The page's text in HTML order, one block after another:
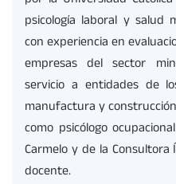
psicología laboral y salud
con experiencia en
empresas del sector
servicio a entidades de
manufactura y
como psicólogo
Carmelo y de la
docente.